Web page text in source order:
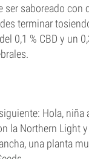
saboreado con
terminar
0,1 % CBD y un
Hola, niña
la Northern Light
una planta